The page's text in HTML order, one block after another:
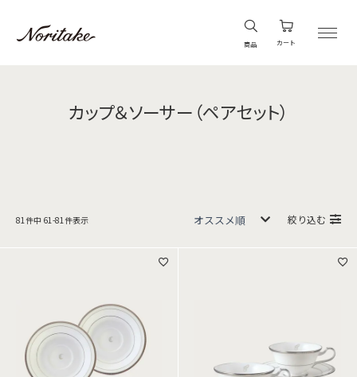
商品 カート
カップ＆ソーサー（ペアセット）
81 件中 61 -81 件表示 絞り込む